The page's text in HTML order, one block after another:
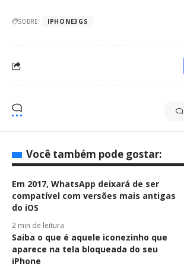
SOBRE: IPHONE3GS
Você também pode gostar:
Em 2017, WhatsApp deixará de ser
compatível com versões mais antigas
do iOS
2 min de leitura
Saiba o que é aquele iconezinho que
aparece na tela bloqueada do seu
iPhone